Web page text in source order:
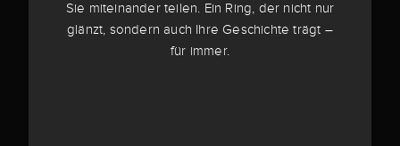
Sie miteinander teilen. Ein Ring, der nicht nur
glänzt, sondern auch Ihre Geschichte trägt –
für immer.